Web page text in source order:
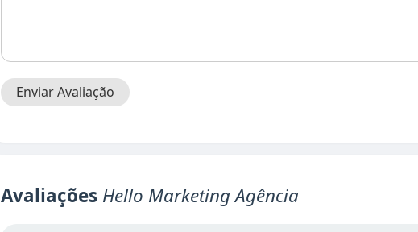
Enviar Avaliação
Avaliações Hello Marketing Agência